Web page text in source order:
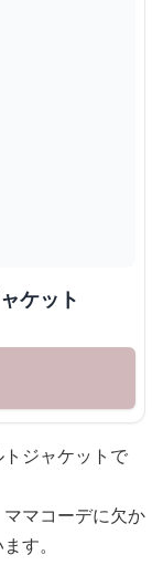
ケット
ジャケットで
マコーデに欠か
す。